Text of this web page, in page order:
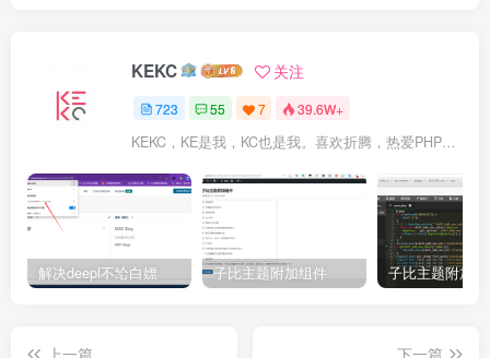
KEKC 关注
723 55 7 39.6W+
KEKC，KE是我，KC也是我。喜欢折腾，热爱PHP及WordPress，在学go语言，专注于技术与分享，开发过程序，维护过企业网站。
解决deepl不给白嫖 子比主题附加组件